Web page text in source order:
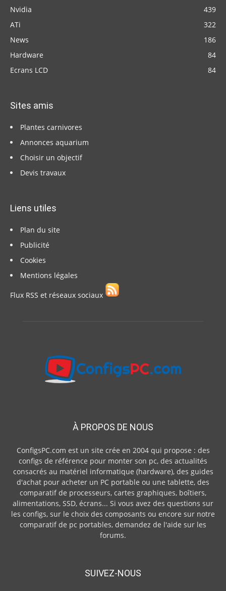
Nvidia
439
ATi
322
News
186
Hardware
84
Ecrans LCD
84
Sites amis
Plantes carnivores
Annonces aquarium
Choisir un objectif
Devis travaux
Liens utiles
Plan du site
Publicité
Cookies
Mentions légales
Flux RSS et réseaux sociaux
À PROPOS DE NOUS
ConfigsPC.com est un site crée en 2004 qui propose : des
configs de référence pour monter son pc, des actualités
consacrés au matériel informatique (hardware), des guides
d'achat pour acheter un PC portable ou une tablette, des
comparatif de processeurs, cartes graphiques, boîtiers,
alimentations, SSD, écrans... Si vous avez des questions sur
les configs, sur le choix des composants ou encore sur notre
comparatif de pc portables, demandez de l'aide sur les
forums.
SUIVEZ-NOUS